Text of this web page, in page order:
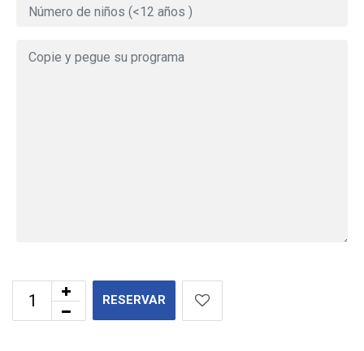
RESERVAR